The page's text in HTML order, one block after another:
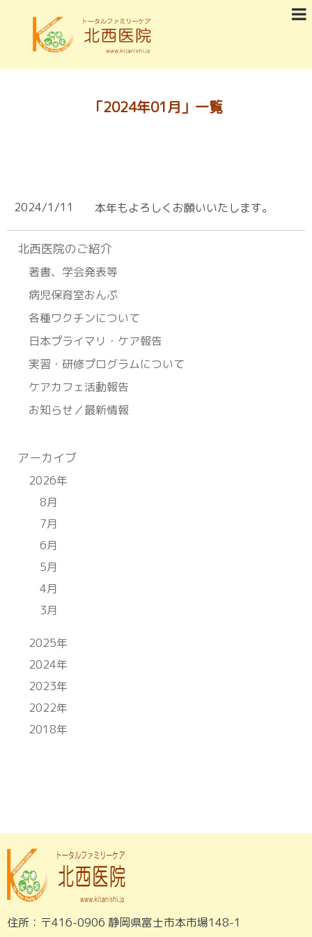
「2024年01月 」 一覧
2024/1/11 本年もよろしくお願いいたします。
北⻄医院のご紹介
著書、学会発表等
病児保育室おんぷ
各種ワクチンについて
日本プライマリ・ケア報告
実習・研修プログラムについて
ケアカフェ活動報告
お知らせ／最新情報
アーカイブ
2026年
8月
7月
6月
5月
4月
3月
2025年
2024年
2023年
2022年
2018年
住所：〒416-0906 静岡県富士市本市場148-1